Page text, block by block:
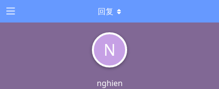
N
nghien
回复